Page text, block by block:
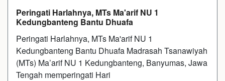
Peringati Harlahnya, MTs Ma'arif NU 1
Kedungbanteng Bantu Dhuafa
Peringati Harlahnya, MTs Ma'arif NU 1
Kedungbanteng Bantu Dhuafa Madrasah Tsanawiyah
(MTs) Ma’arif NU 1 Kedungbanteng, Banyumas, Jawa
Tengah memperingati Hari